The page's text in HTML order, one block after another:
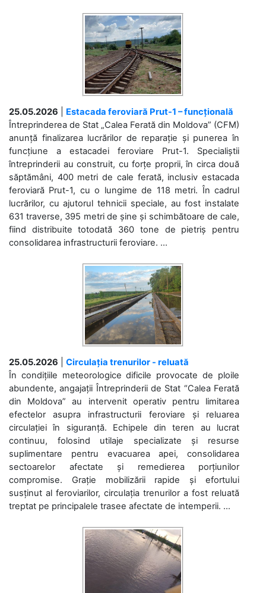
25.05.2026
Estacada feroviară Prut-1 – funcțională
Întreprinderea de Stat „Calea Ferată din Moldova” (CFM)
anunță finalizarea lucrărilor de reparație și punerea în
funcțiune a estacadei feroviare Prut-1. Specialiștii
întreprinderii au construit, cu forțe proprii, în circa două
săptămâni, 400 metri de cale ferată, inclusiv estacada
feroviară Prut-1, cu o lungime de 118 metri. În cadrul
lucrărilor, cu ajutorul tehnicii speciale, au fost instalate
631 traverse, 395 metri de șine și schimbătoare de cale,
fiind distribuite totodată 360 tone de pietriș pentru
consolidarea infrastructurii feroviare. ...
25.05.2026
Circulația trenurilor - reluată
În condițiile meteorologice dificile provocate de ploile
abundente, angajații Întreprinderii de Stat “Calea Ferată
din Moldova” au intervenit operativ pentru limitarea
efectelor asupra infrastructurii feroviare și reluarea
circulației în siguranță. Echipele din teren au lucrat
continuu, folosind utilaje specializate și resurse
suplimentare pentru evacuarea apei, consolidarea
sectoarelor afectate și remedierea porțiunilor
compromise. Grație mobilizării rapide și efortului
susținut al feroviarilor, circulația trenurilor a fost reluată
treptat pe principalele trasee afectate de intemperii. ...